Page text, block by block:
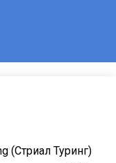
(Стриал Туринг)